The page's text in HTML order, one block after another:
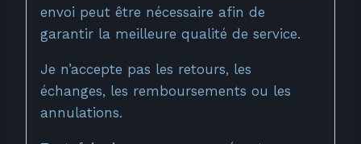
envoi peut être nécessaire afin de
garantir la meilleure qualité de service.
Je n’accepte pas les retours, les
échanges, les remboursements ou les
annulations.